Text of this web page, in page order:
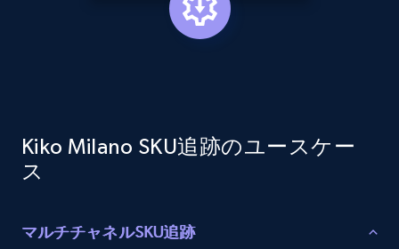
Kiko Milano SKU追跡のユースケー
ス
マルチチャネルSKU追跡